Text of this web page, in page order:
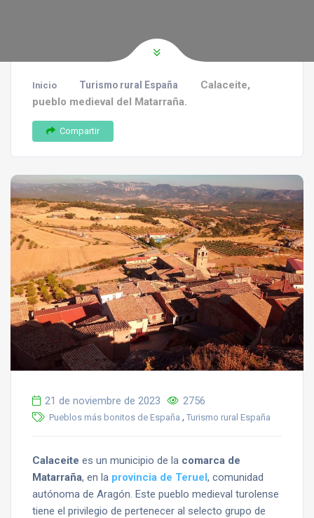
Inicio Turismo rural España
Calaceite,
pueblo medieval del Matarraña.
Compartir
21 de noviembre de 2023 2756
Pueblos más bonitos de España , Turismo rural España
Calaceite es un municipio de la comarca de
Matarraña, en la provincia de Teruel, comunidad
autónoma de Aragón. Este pueblo medieval turolense
tiene el privilegio de pertenecer al selecto grupo de